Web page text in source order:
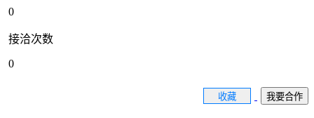
0
接洽次数
0
收藏 我要合作